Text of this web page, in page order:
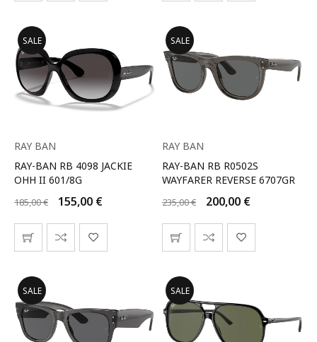
SALE
RAY BAN
RAY-BAN RB 4098 JACKIE
OHH II 601/8G
185,00€ 155,00 €
SALE
RAY BAN
RAY-BAN RB R0502S
WAYFARER REVERSE 6707GR
235,00€ 200,00 €
SALE SALE